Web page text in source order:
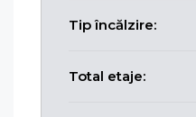
Tip încălzire:
Total etaje: